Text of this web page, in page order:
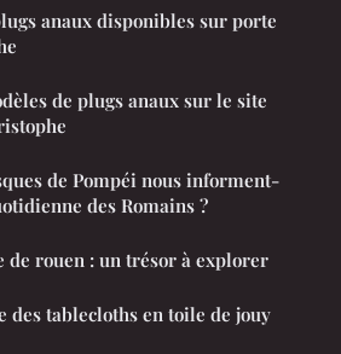
anaux disponibles sur porte
de plugs anaux sur le site
de Pompéi nous informent-
des Romains ?
de rouen : un trésor à explorer
des tablecloths en toile de jouy